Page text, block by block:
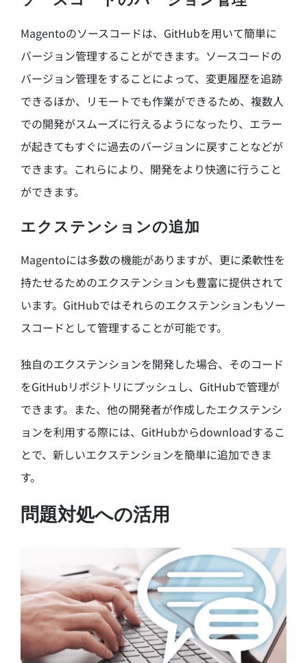
Magentoのソースコードは、GitHubを用いて簡単に
バージョン管理することができます。ソースコードの
バージョン管理をすることによって、変更履歴を追跡
できるほか、リモートでも作業ができるため、複数人
での開発がスムーズに行えるようになったり、エラー
が起きてもすぐに過去のバージョンに戻すことなどが
できます。これらにより、開発をより快適に行うこと
ができます。
エクステンションの追加
Magentoには多数の機能がありますが、更に柔軟性を
持たせるためのエクステンションも豊富に提供されて
います。GitHubではそれらのエクステンションもソー
スコードとして管理することが可能です。
独自のエクステンションを開発した場合、そのコード
をGitHubリポジトリにプッシュし、GitHubで管理が
できます。また、他の開発者が作成したエクステンシ
ョンを利用する際には、GitHubからdownloadするこ
とで、新しいエクステンションを簡単に追加できま
す。
問題対処への活用